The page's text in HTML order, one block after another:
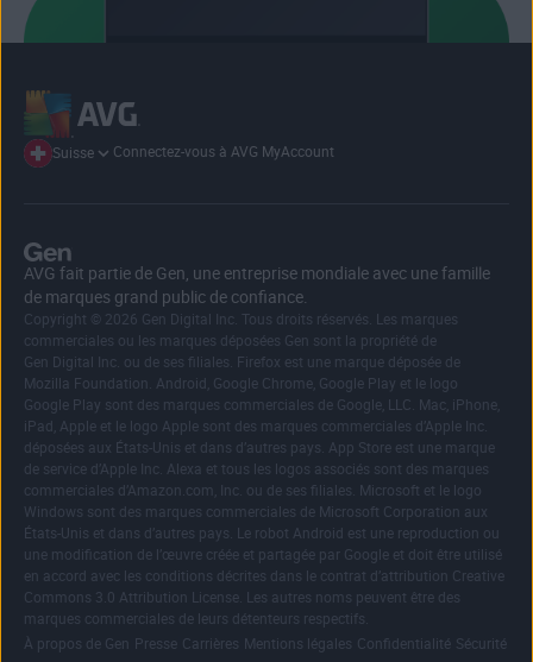
Suisse Connectez-vous à AVG MyAccount
AVG fait partie de Gen, une entreprise mondiale avec une famille
de marques grand public de confiance.
Copyright © 2026 Gen Digital Inc. Tous droits réservés. Les marques
commerciales ou les marques déposées Gen sont la propriété de
Gen Digital Inc. ou de ses filiales. Firefox est une marque déposée de
Mozilla Foundation. Android, Google Chrome, Google Play et le logo
Google Play sont des marques commerciales de Google, LLC. Mac, iPhone,
iPad, Apple et le logo Apple sont des marques commerciales d’Apple Inc.
déposées aux États-Unis et dans d’autres pays. App Store est une marque
de service d’Apple Inc. Alexa et tous les logos associés sont des marques
commerciales d’Amazon.com, Inc. ou de ses filiales. Microsoft et le logo
Windows sont des marques commerciales de Microsoft Corporation aux
États-Unis et dans d’autres pays. Le robot Android est une reproduction ou
une modification de l’œuvre créée et partagée par Google et doit être utilisé
en accord avec les conditions décrites dans le contrat d’attribution Creative
Commons 3.0 Attribution License. Les autres noms peuvent être des
marques commerciales de leurs détenteurs respectifs.
À propos de Gen Presse Carrières Mentions légales Confidentialité Sécurité